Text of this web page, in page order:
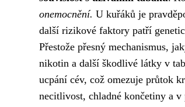
onemocnění. U kuřáků je
další rizikové faktory patří
Přestože přesný mechanismus,
nikotin a další škodlivé látky v
ucpání cév, což omezuje průtok
necitlivost, chladné končetiny a